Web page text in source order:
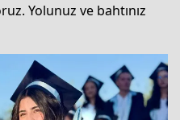
Yolunuz ve bahtınız